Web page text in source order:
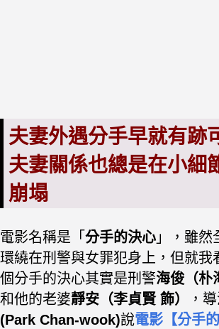
夫妻外遇分手早就有跡
夫妻關係也總是在小細
崩塌
電影名稱是「 分手的決心 」，雖然
環繞在刑警與女罪犯身上，但就我
個分手的決心其實是刑警海俊（朴
和他的老婆靜安（李貞賢 飾） ，
(Park Chan-wook)說電影【分手的